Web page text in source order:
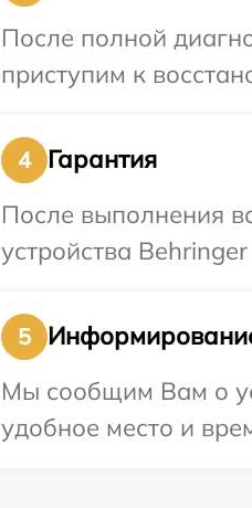
После полной
приступим к
4
Гарантия
После выполнения
устройства
5
Мы сообщим Вам о
удобное место и